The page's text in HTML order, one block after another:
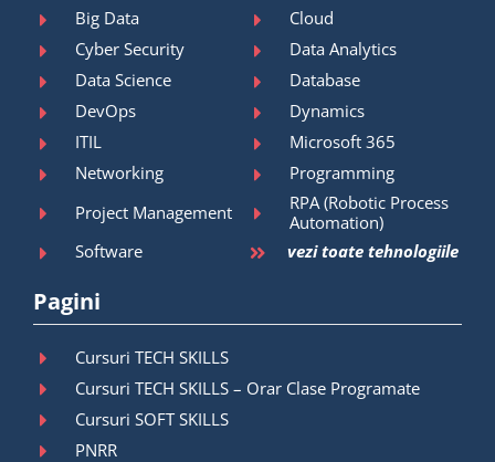
Big Data
Cloud
Cyber Security
Data Analytics
Data Science
Database
DevOps
Dynamics
ITIL
Microsoft 365
Networking
Programming
Project Management
RPA (Robotic Process
Automation)
Software
vezi toate tehnologiile
Pagini
Cursuri TECH SKILLS
Cursuri TECH SKILLS – Orar Clase Programate
Cursuri SOFT SKILLS
PNRR